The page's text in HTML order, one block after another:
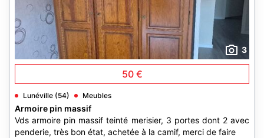
3
50 €
Lunéville (54) Meubles
Armoire pin massif
Vds armoire pin massif teinté merisier, 3 portes dont 2 avec
penderie, très bon état, achetée à la camif, merci de faire